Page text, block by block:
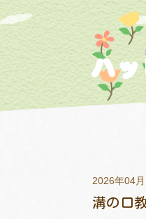
ハ
2026年04
溝の口